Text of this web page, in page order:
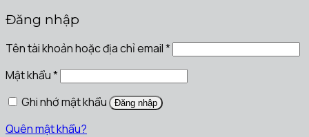
Đăng nhập
Tên tài khoản hoặc địa chỉ email*
Mật khẩu*
Ghi nhớ mật khẩu
Đăng nhập
Quên mật khẩu?